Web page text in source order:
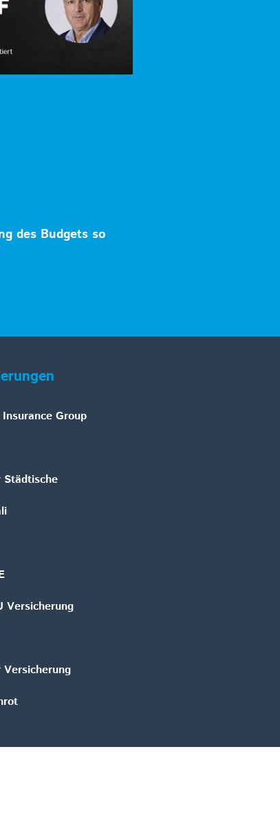
des Budgets so
Group
Städtische
Versicherung
Versicherung